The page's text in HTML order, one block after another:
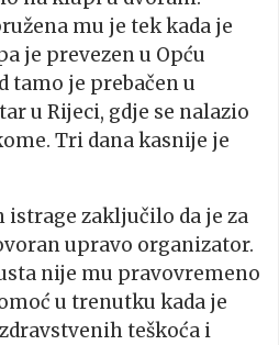
mu je tek kada je
je prevezen u Opću
tamo je prebačen u
u Rijeci, gdje se nalazio
Tri dana kasnije je
zaključilo da je za
upravo organizator.
nije mu pravovremeno
u trenutku kada je
teškoća i